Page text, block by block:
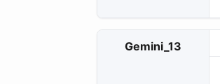
Gemini_13